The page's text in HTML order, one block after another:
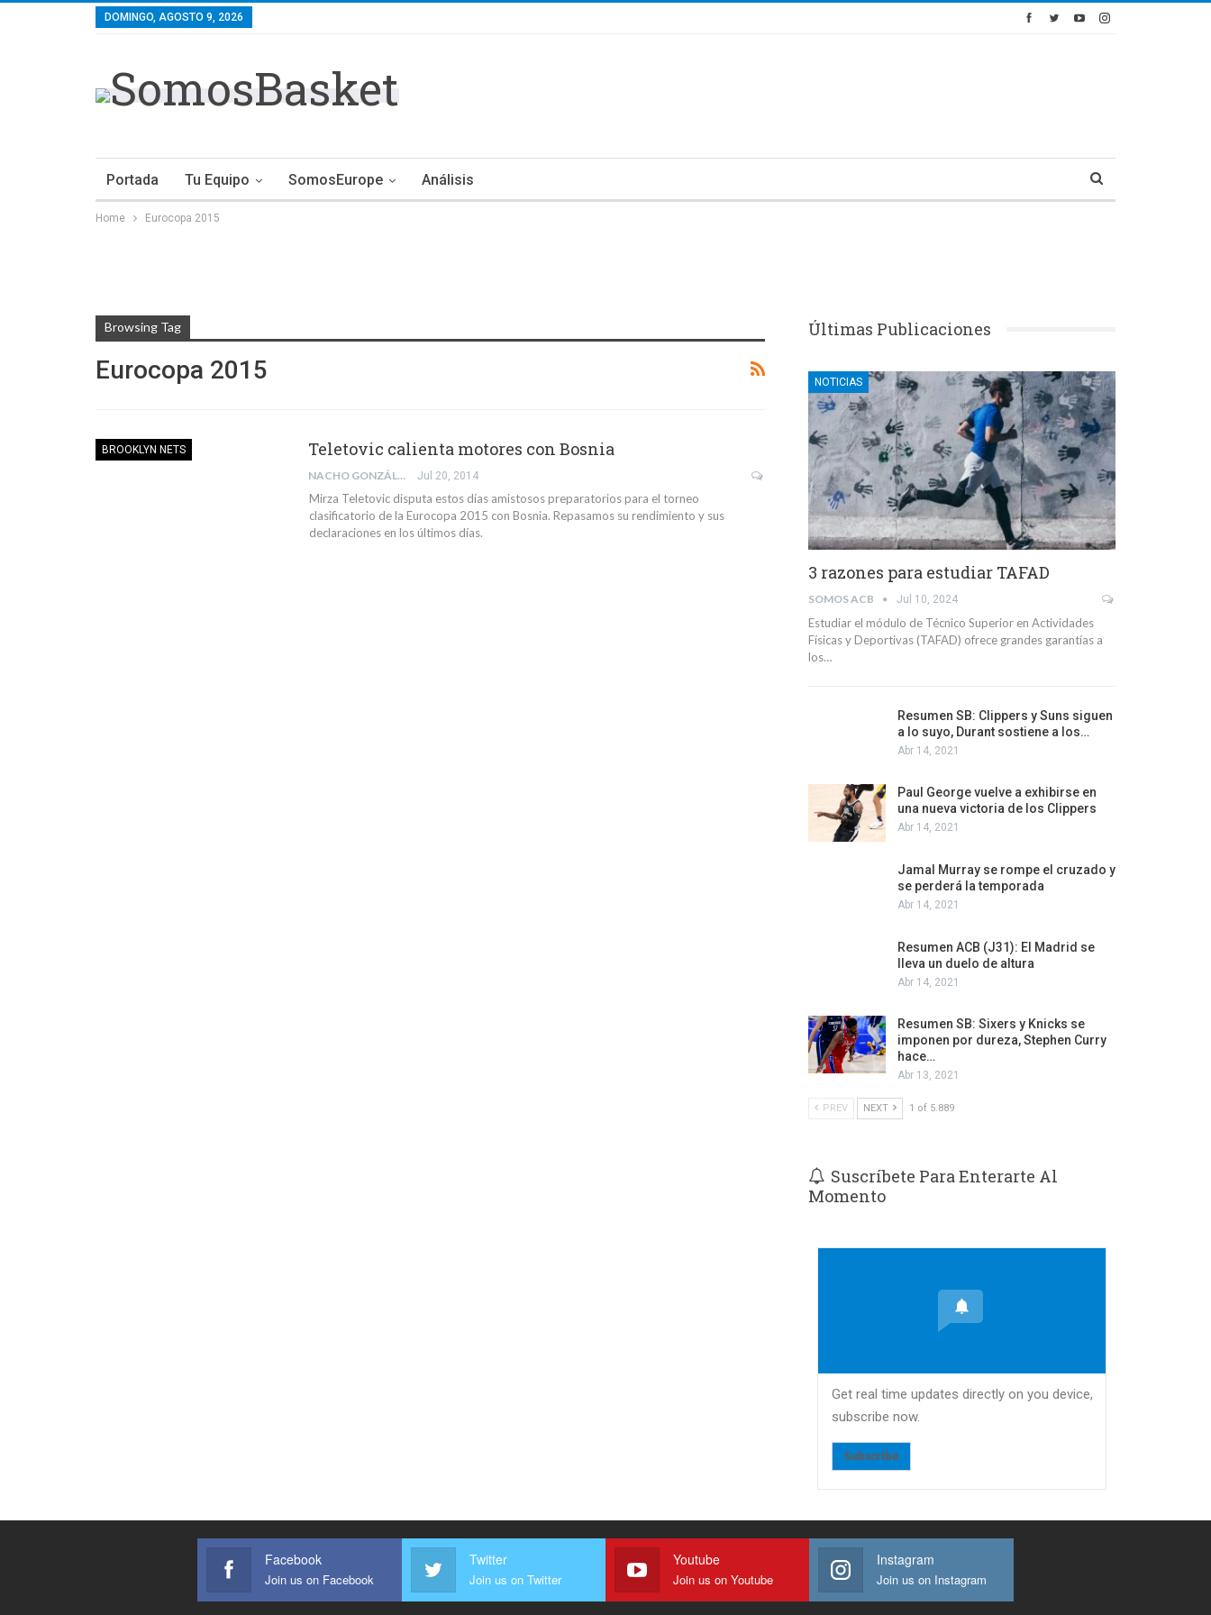
DOMINGO, AGOSTO 9, 2026
Portada Tu Equipo SomosEurope Análisis
Home Eurocopa 2015
Browsing Tag
Eurocopa 2015
BROOKLYN NETS Teletovic calienta motores con Bosnia
NACHO GONZÁLEZ RUEDA Jul 20, 2014
Mirza Teletovic disputa estos días amistosos preparatorios para el torneo
clasificatorio de la Eurocopa 2015 con Bosnia. Repasamos su rendimiento y sus
declaraciones en los últimos días.
Últimas Publicaciones
NOTICIAS
3 razones para estudiar TAFAD
SOMOS ACB Jul 10, 2024
Estudiar el módulo de Técnico Superior en Actividades
Físicas y Deportivas (TAFAD) ofrece grandes garantías a
los…
Resumen SB: Clippers y Suns siguen
a lo suyo, Durant sostiene a los…
Abr 14, 2021
Paul George vuelve a exhibirse en
una nueva victoria de los Clippers
Abr 14, 2021
Jamal Murray se rompe el cruzado y
se perderá la temporada
Abr 14, 2021
Resumen ACB (J31): El Madrid se
lleva un duelo de altura
Abr 14, 2021
Resumen SB: Sixers y Knicks se
imponen por dureza, Stephen Curry
hace…
Abr 13, 2021
PREV NEXT 1 of 5.889
Suscríbete Para Enterarte Al
Momento
Get real time updates directly on you device,
subscribe now.
Subscribe
Facebook
Join us on Facebook
Twitter
Join us on Twitter
Youtube
Join us on Youtube
Instagram
Join us on Instagram